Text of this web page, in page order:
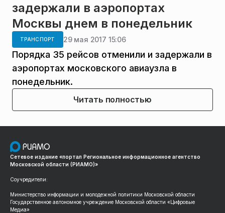
задержали в аэропортах
Москвы днем в понедельник
ТРАНСПОРТ 29 мая 2017 15:06
Порядка 35 рейсов отменили и задержали в
аэропортах московского авиаузла в
понедельник.
Читать полностью
Сетевое издание «портал Региональное информационное агентство
Московской области (РИАМО)»
Соучредители:
Министерство информации и молодежной политики Московской области
Государственное автономное учреждение Московской области «Цифровые
Медиа»